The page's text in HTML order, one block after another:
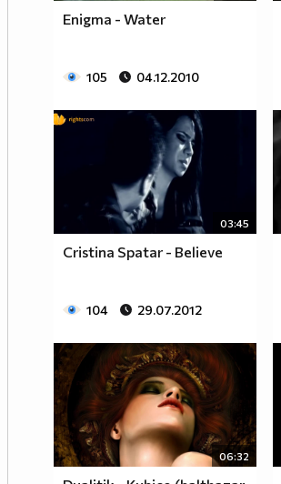
Enigma - Water
105 04.12.2010
03:45
Cristina Spatar - Believe
104 29.07.2012
06:32